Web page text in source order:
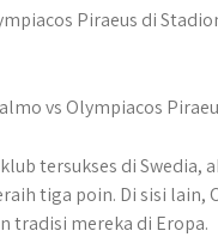
Piraeus di
tersukses di Swedia,
tiga poin. Di sisi lain,
tradisi mereka di Eropa.